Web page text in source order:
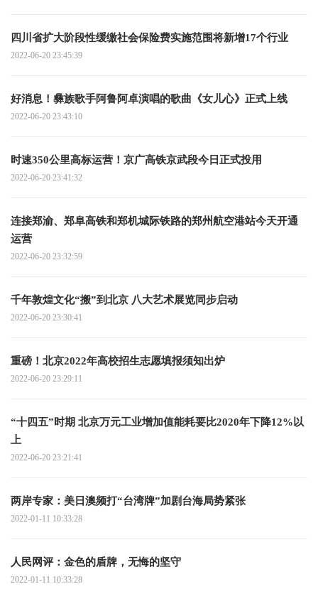
四川省扩大阶段性缓缴社会保险费实施范围将新增17个行业
2022-06-20 23:45:39
好消息！彝族歌手阿鲁阿卓演唱的歌曲《女儿心》正式上线
2022-06-20 23:43:10
时速350公里高标运营！京广高铁京武段今日正式投用
2022-06-20 23:41:32
连接郑渝、郑阜高铁和郑机城际铁路的郑州航空港站今天开通
运营
2022-06-20 23:32:59
千年敦煌文化“搬”到北京 八大艺术展览同步启动
2022-06-20 23:30:41
重磅！北京2022年高校招生志愿填报须知出炉
2022-06-20 23:29:11
“十四五”时期 北京万元工业增加值能耗要比2020年下降12%以
上
2022-06-20 23:21:41
两岸专家：美日澳频打“台湾牌”加剧台海局势紧张
2022-01-11 10:33:28
人民网评：金色的盾牌，无悔的坚守
2022-01-11 10:33:28